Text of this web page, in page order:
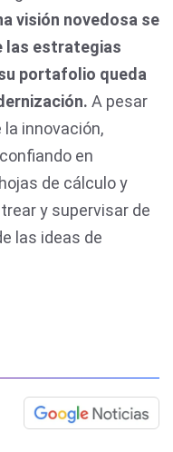
visión novedosa se
las estrategias
portafolio queda
A pesar
innovación,
en
de cálculo y
y supervisar de
las ideas de